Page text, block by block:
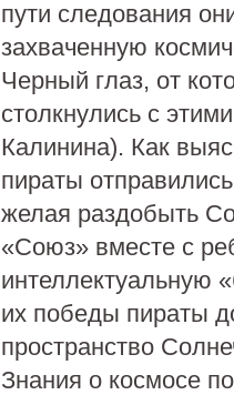
пути следования
захваченную
Черный глаз, от
столкнулись с
Калинина). Как
пираты
желая раздобыть
«Союз» вместе с
интеллектуальную
их победы пираты
пространство
Знания о космосе